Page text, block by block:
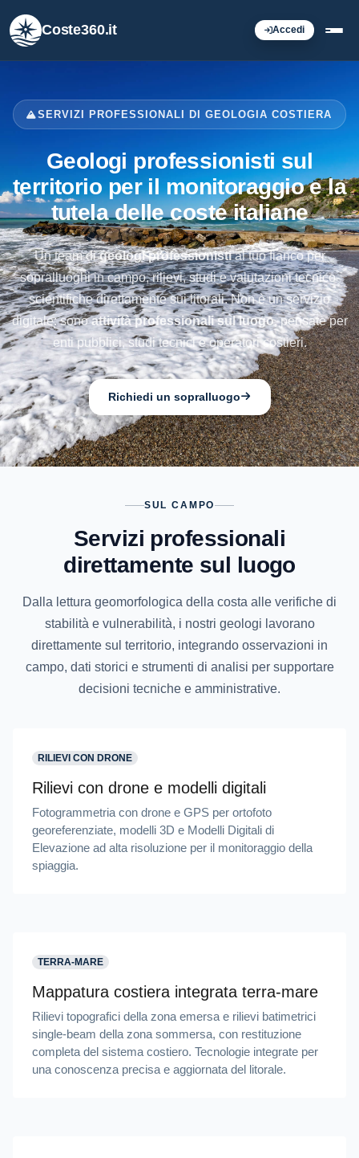
Coste360.it Accedi
SERVIZI PROFESSIONALI DI GEOLOGIA COSTIERA
Geologi professionisti sul
territorio per il monitoraggio e la
tutela delle coste italiane
Un team digeologi professionistial tuo fianco per
sopralluoghi in campo, rilievi, studi e valutazioni tecnico-
scientifiche direttamente sui litorali. Non è un servizio
digitale: sonoattività professionali sul luogo, pensate per
enti pubblici, studi tecnici e operatori costieri.
Richiedi un sopralluogo
SUL CAMPO
Servizi professionali
direttamente sul luogo
Dalla lettura geomorfologica della costa alle verifiche di
stabilità e vulnerabilità, i nostri geologi lavorano
direttamente sul territorio, integrando osservazioni in
campo, dati storici e strumenti di analisi per supportare
decisioni tecniche e amministrative.
RILIEVI CON DRONE
Rilievi con drone e modelli digitali
Fotogrammetria con drone e GPS per ortofoto
georeferenziate, modelli 3D e Modelli Digitali di
Elevazione ad alta risoluzione per il monitoraggio della
spiaggia.
TERRA-MARE
Mappatura costiera integrata terra-mare
Rilievi topografici della zona emersa e rilievi batimetrici
single-beam della zona sommersa, con restituzione
completa del sistema costiero. Tecnologie integrate per
una conoscenza precisa e aggiornata del litorale.